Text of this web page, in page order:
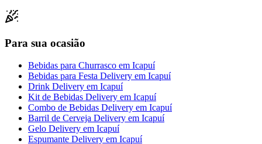
Para sua ocasião
Bebidas para Churrasco em Icapuí
Bebidas para Festa Delivery em Icapuí
Drink Delivery em Icapuí
Kit de Bebidas Delivery em Icapuí
Combo de Bebidas Delivery em Icapuí
Barril de Cerveja Delivery em Icapuí
Gelo Delivery em Icapuí
Espumante Delivery em Icapuí